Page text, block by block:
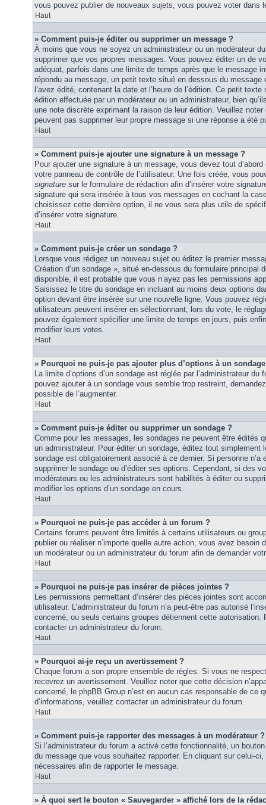
vous pouvez publier de nouveaux sujets, vous pouvez voter dans
Haut
» Comment puis-je éditer ou supprimer un message ?
À moins que vous ne soyez un administrateur ou un modérateur
supprimer que vos propres messages. Vous pouvez éditer un de
adéquat, parfois dans une limite de temps après que le message
répondu au message, un petit texte situé en dessous du message
l’avez édité, contenant la date et l’heure de l’édition. Ce petit texte
édition effectuée par un modérateur ou un administrateur, bien
une note discrète exprimant la raison de leur édition. Veuillez
peuvent pas supprimer leur propre message si une réponse a été
Haut
» Comment puis-je ajouter une signature à un message ?
Pour ajouter une signature à un message, vous devez tout d’abord
votre panneau de contrôle de l’utilisateur. Une fois créée, vous
signature sur le formulaire de rédaction afin d’insérer votre
signature qui sera insérée à tous vos messages en cochant la
choisissez cette dernière option, il ne vous sera plus utile de
d’insérer votre signature.
Haut
» Comment puis-je créer un sondage ?
Lorsque vous rédigez un nouveau sujet ou éditez le premier
Création d’un sondage », situé en-dessous du formulaire principal
disponible, il est probable que vous n’ayez pas les permissions
Saisissez le titre du sondage en incluant au moins deux options
option devant être insérée sur une nouvelle ligne. Vous pouvez
utilisateurs peuvent insérer en sélectionnant, lors du vote, le
pouvez également spécifier une limite de temps en jours, puis
modifier leurs votes.
Haut
» Pourquoi ne puis-je pas ajouter plus d’options à un
La limite d’options d’un sondage est réglée par l’administrateur
pouvez ajouter à un sondage vous semble trop restreint,
possible de l’augmenter.
Haut
» Comment puis-je éditer ou supprimer un sondage ?
Comme pour les messages, les sondages ne peuvent être édités
un administrateur. Pour éditer un sondage, éditez tout simplement
sondage est obligatoirement associé à ce dernier. Si personne
supprimer le sondage ou d’éditer ses options. Cependant, si des
modérateurs ou les administrateurs sont habilités à éditer ou
modifier les options d’un sondage en cours.
Haut
» Pourquoi ne puis-je pas accéder à un forum ?
Certains forums peuvent être limités à certains utilisateurs ou
publier ou réaliser n’importe quelle autre action, vous avez besoin
un modérateur ou un administrateur du forum afin de demander
Haut
» Pourquoi ne puis-je pas insérer de pièces jointes ?
Les permissions permettant d’insérer des pièces jointes sont
utilisateur. L’administrateur du forum n’a peut-être pas autorisé
concerné, ou seuls certains groupes détiennent cette autorisation.
contacter un administrateur du forum.
Haut
» Pourquoi ai-je reçu un avertissement ?
Chaque forum a son propre ensemble de règles. Si vous ne
recevrez un avertissement. Veuillez noter que cette décision
concerné, le phpBB Group n’est en aucun cas responsable de ce
d’informations, veuillez contacter un administrateur du forum.
Haut
» Comment puis-je rapporter des messages à un modérateur ?
Si l’administrateur du forum a activé cette fonctionnalité, un
du message que vous souhaitez rapporter. En cliquant sur celui-
nécessaires afin de rapporter le message.
Haut
» À quoi sert le bouton « Sauvegarder » affiché lors de la